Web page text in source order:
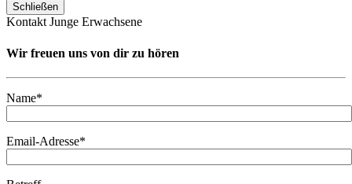
Schließen
Kontakt Junge Erwachsene
Wir freuen uns von dir zu hören
Name*
Email-Adresse*